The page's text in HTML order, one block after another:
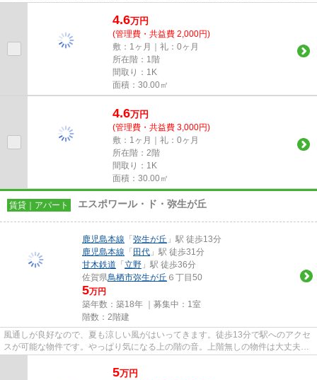
します。2駅利用可能でアクセ...
4.6万円
(管理費・共益費 2,000円)
敷：1ヶ月｜礼：0ヶ月
所在階：1階
間取り：1K
面積：30.00㎡
4.6万円
(管理費・共益費 3,000円)
敷：1ヶ月｜礼：0ヶ月
所在階：2階
間取り：1K
面積：30.00㎡
賃貸｜アパート エスポワール・ド・弥生が丘
鹿児島本線 「弥生が丘 」駅 徒歩13分
鹿児島本線 「田代 」駅 徒歩31分
甘木鉄道 「立野 」駅 徒歩36分
佐賀県鳥栖市弥生が丘 ６丁目50
5万円
築年数：築18年 ｜募集中： 1室
階数：2階建
風通しが良好なので、夏も涼しい風がはいってきます。徒歩13分で駅へのアクセ
スが可能な物件です。やっぱり気になる上の階の音。上階無しの物件は大丈夫で
す。こちらの物件はアパート...
5万円